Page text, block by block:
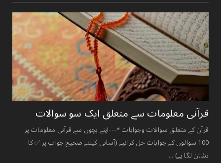
قرآنی ‏معلومات ‏سے ‏متعلق ‏ایک ‏سو ‏سوالات ‏
قرآن کے متعلق سوالات وجوابات *---اپنے بچوں سے قرآنی معلومات پر
100 سوالوں کے جوابات حل کرائیے (آسانی کیلئے صحیح جواب پر ✅ کا
نشان لگا ہے) ...